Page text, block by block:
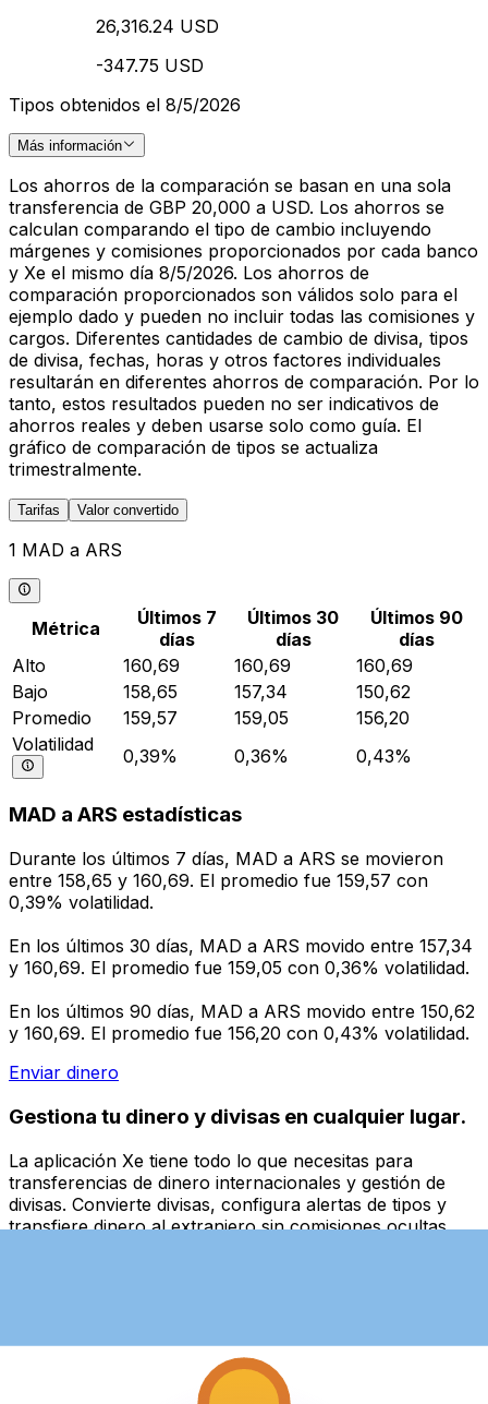
26,316.24 USD
-347.75 USD
Tipos obtenidos el 8/5/2026
Más información
Los ahorros de la comparación se basan en una sola
transferencia de GBP 20,000 a USD. Los ahorros se
calculan comparando el tipo de cambio incluyendo
márgenes y comisiones proporcionados por cada banco
y Xe el mismo día 8/5/2026. Los ahorros de
comparación proporcionados son válidos solo para el
ejemplo dado y pueden no incluir todas las comisiones y
cargos. Diferentes cantidades de cambio de divisa, tipos
de divisa, fechas, horas y otros factores individuales
resultarán en diferentes ahorros de comparación. Por lo
tanto, estos resultados pueden no ser indicativos de
ahorros reales y deben usarse solo como guía. El
gráfico de comparación de tipos se actualiza
trimestralmente.
Tarifas Valor convertido
1 MAD a ARS
Métrica
Últimos 7
días
Últimos 30
días
Últimos 90
días
Alto
160,69 160,69
160,69
Bajo
158,65 157,34
150,62
Promedio
159,57 159,05
156,20
Volatilidad
0,39% 0,36% 0,43%
MAD a ARS estadísticas
Durante los últimos 7 días, MAD a ARS se movieron
entre 158,65 y 160,69. El promedio fue 159,57 con
0,39% volatilidad.
En los últimos 30 días, MAD a ARS movido entre 157,34
y 160,69. El promedio fue 159,05 con 0,36% volatilidad.
En los últimos 90 días, MAD a ARS movido entre 150,62
y 160,69. El promedio fue 156,20 con 0,43% volatilidad.
Enviar dinero
Gestiona tu dinero y divisas en cualquier lugar.
La aplicación Xe tiene todo lo que necesitas para
transferencias de dinero internacionales y gestión de
divisas. Convierte divisas, configura alertas de tipos y
transfiere dinero al extranjero sin comisiones ocultas.